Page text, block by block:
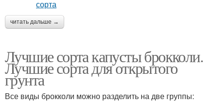
читать дальше →
Лучшие сорта капусты брокколи.
Лучшие сорта для открытого
грунта
Все виды брокколи можно разделить на две группы: